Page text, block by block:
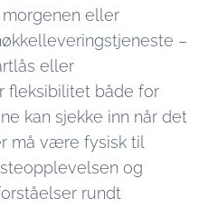
eller
–
eller
fleksibilitet både for
kan sjekke inn når det
må være fysisk til
og
rundt